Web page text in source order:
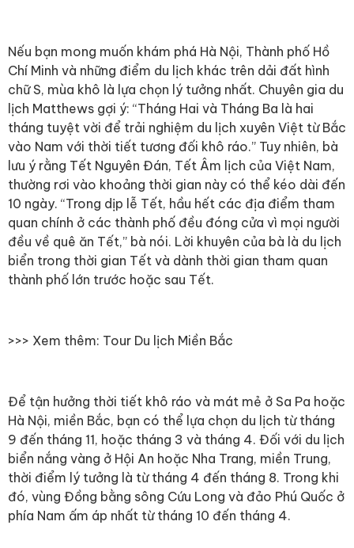
Nếu bạn mong muốn khám phá Hà Nội, Thành phố Hồ
Chí Minh và những điểm du lịch khác trên dải đất hình
chữ S, mùa khô là lựa chọn lý tưởng nhất. Chuyên gia du
lịch Matthews gợi ý: “Tháng Hai và Tháng Ba là hai
tháng tuyệt vời để trải nghiệm du lịch xuyên Việt từ Bắc
vào Nam với thời tiết tương đối khô ráo.” Tuy nhiên, bà
lưu ý rằng Tết Nguyên Đán, Tết Âm lịch của Việt Nam,
thường rơi vào khoảng thời gian này có thể kéo dài đến
10 ngày. “Trong dịp lễ Tết, hầu hết các địa điểm tham
quan chính ở các thành phố đều đóng cửa vì mọi người
đều về quê ăn Tết,” bà nói. Lời khuyên của bà là du lịch
biển trong thời gian Tết và dành thời gian tham quan
thành phố lớn trước hoặc sau Tết.
>>> Xem thêm: Tour Du lịch Miền Bắc
Để tận hưởng thời tiết khô ráo và mát mẻ ở Sa Pa hoặc
Hà Nội, miền Bắc, bạn có thể lựa chọn du lịch từ tháng
9 đến tháng 11, hoặc tháng 3 và tháng 4. Đối với du lịch
biển nắng vàng ở Hội An hoặc Nha Trang, miền Trung,
thời điểm lý tưởng là từ tháng 4 đến tháng 8. Trong khi
đó, vùng Đồng bằng sông Cứu Long và đảo Phú Quốc ở
phía Nam ấm áp nhất từ tháng 10 đến tháng 4.